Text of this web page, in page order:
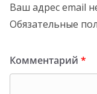
Ваш адрес email
Обязательные
Комментарий *